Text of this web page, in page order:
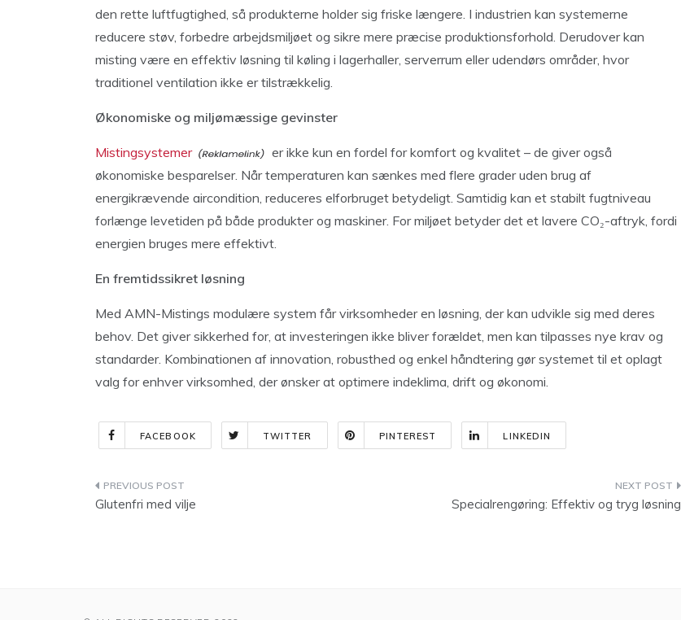
den rette luftfugtighed, så produkterne holder sig friske længere. I industrien kan systemerne
reducere støv, forbedre arbejdsmiljøet og sikre mere præcise produktionsforhold. Derudover kan
misting være en effektiv løsning til køling i lagerhaller, serverrum eller udendørs områder, hvor
traditionel ventilation ikke er tilstrækkelig.
Økonomiske og miljømæssige gevinster
Mistingsystemer
er ikke kun en fordel for komfort og kvalitet – de giver også
økonomiske besparelser. Når temperaturen kan sænkes med flere grader uden brug af
energikrævende aircondition, reduceres elforbruget betydeligt. Samtidig kan et stabilt fugtniveau
forlænge levetiden på både produkter og maskiner. For miljøet betyder det et lavere CO₂-aftryk, fordi
energien bruges mere effektivt.
En fremtidssikret løsning
Med AMN-Mistings modulære system får virksomheder en løsning, der kan udvikle sig med deres
behov. Det giver sikkerhed for, at investeringen ikke bliver forældet, men kan tilpasses nye krav og
standarder. Kombinationen af innovation, robusthed og enkel håndtering gør systemet til et oplagt
valg for enhver virksomhed, der ønsker at optimere indeklima, drift og økonomi.
FACEBOOK TWITTER PINTEREST LINKEDIN
Indlægsnavigation
Glutenfri med vilje Specialrengøring: Effektiv og tryg løsning